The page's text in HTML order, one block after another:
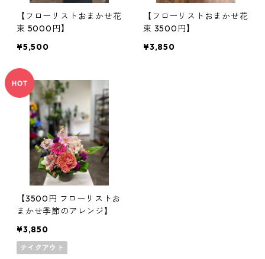
【フローリストおまかせ花
束 5000円】
¥5,500
【フローリストおまかせ花
束 3500円】
¥3,850
【3500円 フローリストお
まかせ季節のアレンジ】
¥3,850
テイクアウト